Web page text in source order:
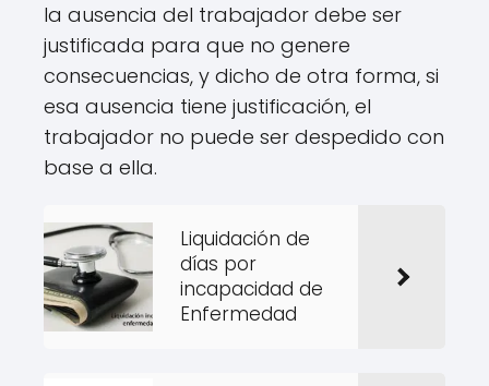
la ausencia del trabajador debe ser
justificada para que no genere
consecuencias, y dicho de otra forma, si
esa ausencia tiene justificación, el
trabajador no puede ser despedido con
base a ella.
Liquidación de
días por
incapacidad de
Enfermedad